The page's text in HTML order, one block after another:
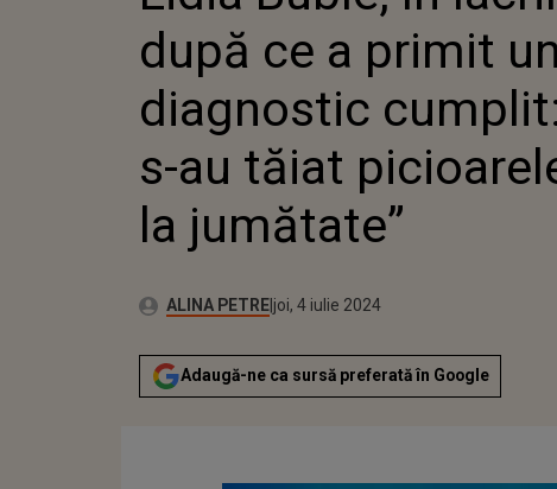
”MI S-AU
JUMĂTATE”
după ce a primit un
diagnostic
s-au tăiat
la jumătate”
Autor:ALINA PETRE Publicat:
joi, 4 iulie 2024
Adaugă-ne ca sursă preferată în Google